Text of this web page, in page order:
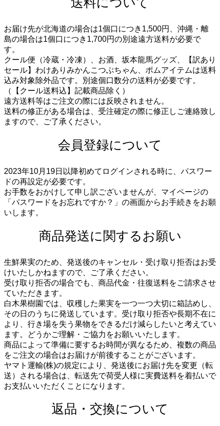
お届け先が北海道の場合は1個口につき1,500円、沖縄・離
島の場合は1個口につき1,700円の別途遠方送料が必要で
す。
クール便（冷蔵・冷凍）、お酒、坂本龍馬グッズ、【訳あり
セール】わけありみかんこつぶちゃん、ポムアイテムは送料
込み対象除外品です。別途個口数分の送料が必要です。
（【クール送料込】記載商品除く）
遠方送料等はご注文の際には反映されません。
送料の修正がある場合は、受注確定の際に修正しご連絡致し
ますので、ご了承ください。
会員登録について
2023年10月19日以降初めてログインされる時に、パスワー
ドの再設定が必要です。
お手数をおかけして申し訳ございませんが、マイページの
「パスワードをお忘れですか？」の画面からお手続きをお願
いします。
商品発送に関するお願い
生鮮果実のため、発送後のキャンセル・受け取り拒否はお受
けいたしかねますので、ご了承ください。
受け取り拒否の場合でも、商品代金・往復送料をご請求させ
ていただきます。
白木果樹園では、収穫した果実を一つ一つ大切に箱詰めし、
その日のうちに発送しています。受け取り拒否や長期不在に
より、行き場を失う果物をできるだけ減らしたいと考えてい
ます。どうかご理解・ご協力をお願いいたします。
商品によって準備に要するお時間が異なるため、複数の商品
をご注文の場合はお届けが前後することがございます。
ヤマト運輸(株)の規定により、発送後にお届け先を変更（転
送）される場合は、転送先で荷受人様に実費送料を着払いで
お支払いいただくことになります。
返品・交換について